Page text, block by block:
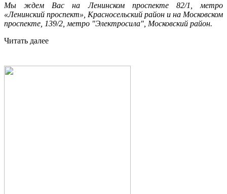
Мы ждем Вас на Ленинском проспекте 82/1, метро
«Ленинский проспект», Красносельский район и на Московском
проспекте, 139/2, метро "Электросила", Московский район.
Читать далее